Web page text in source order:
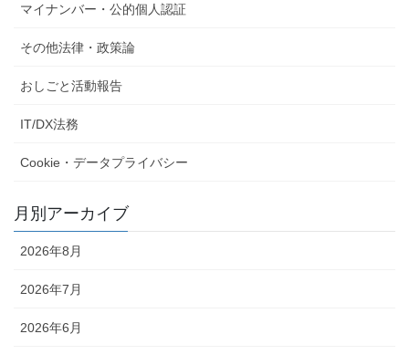
マイナンバー・公的個人認証
その他法律・政策論
おしごと活動報告
IT/DX法務
Cookie・データプライバシー
月別アーカイブ
2026年8月
2026年7月
2026年6月